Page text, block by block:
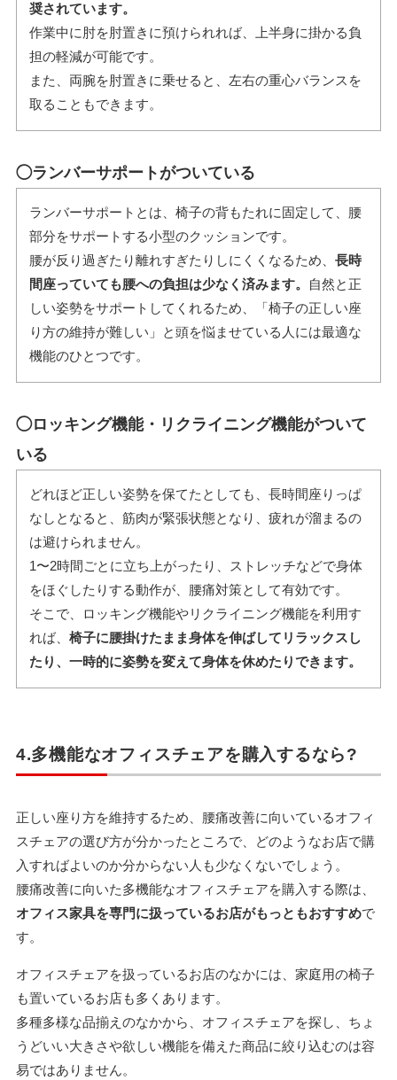
奨されています。
作業中に肘を肘置きに預けられれば、上半身に掛かる負
担の軽減が可能です。
また、両腕を肘置きに乗せると、左右の重心バランスを
取ることもできます。
◯ランバーサポートがついている
ランバーサポートとは、椅子の背もたれに固定して、腰
部分をサポートする小型のクッションです。
腰が反り過ぎたり離れすぎたりしにくくなるため、長時
間座っていても腰への負担は少なく済みます。 自然と正
しい姿勢をサポートしてくれるため、「椅子の正しい座
り方の維持が難しい」と頭を悩ませている人には最適な
機能のひとつです。
◯ロッキング機能・リクライニング機能がついて
いる
どれほど正しい姿勢を保てたとしても、長時間座りっぱ
なしとなると、筋肉が緊張状態となり、疲れが溜まるの
は避けられません。
1〜2時間ごとに立ち上がったり、ストレッチなどで身体
をほぐしたりする動作が、腰痛対策として有効です。
そこで、ロッキング機能やリクライニング機能を利用す
れば、椅子に腰掛けたまま身体を伸ばしてリラックスし
たり、一時的に姿勢を変えて身体を休めたりできます。
4.多機能なオフィスチェアを購入するなら?
正しい座り方を維持するため、腰痛改善に向いているオフィ
スチェアの選び方が分かったところで、どのようなお店で購
入すればよいのか分からない人も少なくないでしょう。
腰痛改善に向いた多機能なオフィスチェアを購入する際は、
オフィス家具を専門に扱っているお店がもっともおすすめで
す。
オフィスチェアを扱っているお店のなかには、家庭用の椅子
も置いているお店も多くあります。
多種多様な品揃えのなかから、オフィスチェアを探し、ちょ
うどいい大きさや欲しい機能を備えた商品に絞り込むのは容
易ではありません。